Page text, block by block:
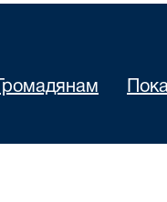
Громадянам